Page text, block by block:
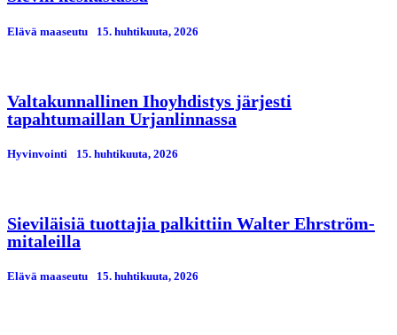
Elävä maaseutu 15. huhtikuuta, 2026
Valtakunnallinen Ihoyhdistys järjesti
tapahtumaillan Urjanlinnassa
Hyvinvointi 15. huhtikuuta, 2026
Sieviläisiä tuottajia palkittiin Walter Ehrström-
mitaleilla
Elävä maaseutu 15. huhtikuuta, 2026